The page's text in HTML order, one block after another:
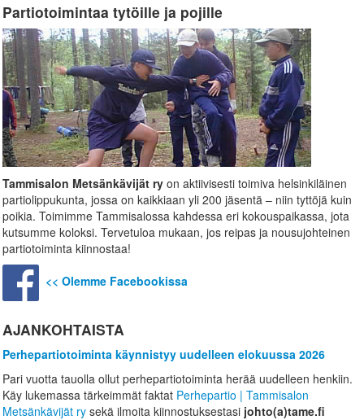
Partiotoimintaa tytöille ja pojille
Tammisalon Metsänkävijät ry on aktiivisesti toimiva helsinkiläinen
partiolippukunta, jossa on kaikkiaan yli 200 jäsentä – niin tyttöjä kuin
poikia. Toimimme Tammisalossa kahdessa eri kokouspaikassa, jota
kutsumme koloksi. Tervetuloa mukaan, jos reipas ja nousujohteinen
partiotoiminta kiinnostaa!
<< Olemme Facebookissa
AJANKOHTAISTA
Perhepartiotoiminta käynnistyy uudelleen elokuussa 2026
Pari vuotta tauolla ollut perhepartiotoiminta herää uudelleen henkiin.
Käy lukemassa tärkeimmät faktat Perhepartio | Tammisalon
Metsänkävijät ry sekä ilmoita kiinnostuksestasi johto(a)tame.fi